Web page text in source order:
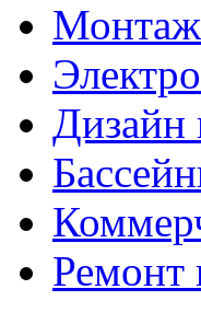
Монтаж
Дизайн
Ремонт